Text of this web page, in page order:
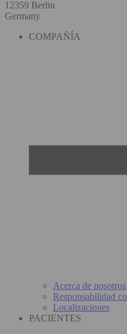
12359 Berlin
Germany
COMPAÑÍA
Acerca de nosotros
Responsabilidad
Localizaciones
PACIENTES